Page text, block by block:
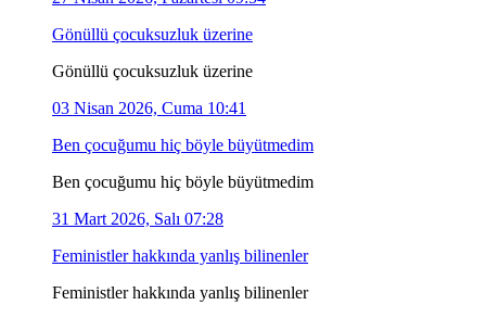
Gönüllü çocuksuzluk üzerine
Gönüllü çocuksuzluk üzerine
03 Nisan 2026, Cuma 10:41
Ben çocuğumu hiç böyle büyütmedim
Ben çocuğumu hiç böyle büyütmedim
31 Mart 2026, Salı 07:28
Feministler hakkında yanlış bilinenler
Feministler hakkında yanlış bilinenler